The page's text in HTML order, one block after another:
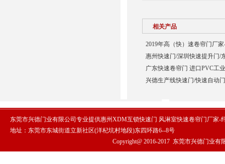
相关产品
2019年高（快）速卷帘门厂
惠州快速门/深圳快速提升门/
广东快速卷帘门 进口PVC工
兴德生产线快速门/快速自动
东莞市兴德门业有限公司专业提供惠州XDM互锁快速门 风淋室快速卷帘门厂家-
地址：东莞市东城街道立新社区(洋杞坑村地段)东四环路6--8号
Copyright@ 2016-2017 东莞市兴德门业有